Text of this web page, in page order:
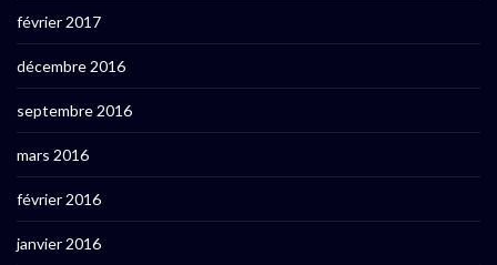
février 2017
décembre 2016
septembre 2016
mars 2016
février 2016
janvier 2016